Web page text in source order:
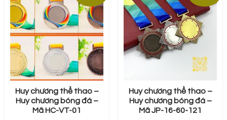
Huy chương thể thao –
Huy chương bóng đá –
Mã HC-VT-01
Huy chương thể thao –
Huy chương bóng đá –
Mã JP-16-60-121